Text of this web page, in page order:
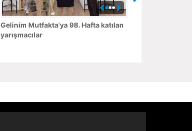
Gelinim Mutfakta'ya 98. Hafta katılan
yarışmacılar